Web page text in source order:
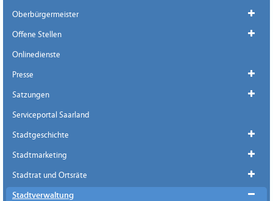
Oberbürgermeister
Offene Stellen
Onlinedienste
Presse
Satzungen
Serviceportal Saarland
Stadtgeschichte
Stadtmarketing
Stadtrat und Ortsräte
Stadtverwaltung